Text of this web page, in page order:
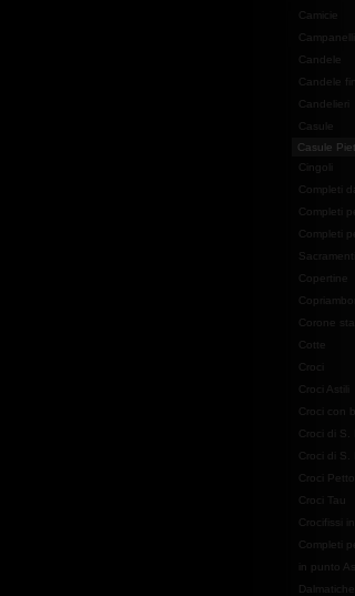
Camicie
Campanelli
Candele
Candele
Candelieri
Casule
Casule
Cingoli
Completi
Completi
Completi
Sacramenti
Copertine
Corone
Cotte
Croci
Croci Astili
Croci con
Croci di S.
Croci di S.
Croci
Croci Tau
Crocifissi in
Completi
in punto
Dalmatiche